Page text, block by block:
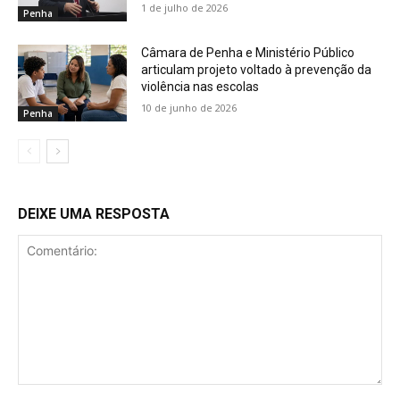
Penha 1 de julho de 2026
Penha
Câmara de Penha e Ministério Público
articulam projeto voltado à prevenção da
violência nas escolas
10 de junho de 2026
DEIXE UMA RESPOSTA